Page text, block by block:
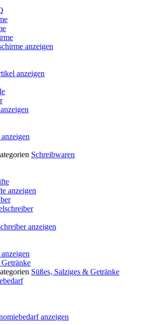
anzeigen
anzeigen
Schreibwaren
anzeigen
anzeigen
Süßes, Salziges & Getränke
anzeigen